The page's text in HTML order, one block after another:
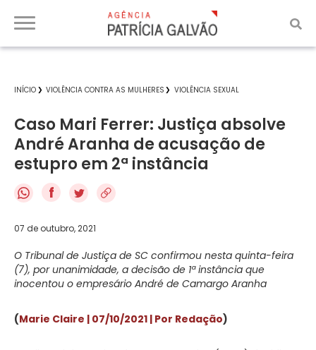
INÍCIO VIOLÊNCIA CONTRA AS MULHERES VIOLÊNCIA SEXUAL
Caso Mari Ferrer: Justiça absolve
André Aranha de acusação de
estupro em 2ª instância
f
07 de outubro, 2021
O Tribunal de Justiça de SC confirmou nesta quinta-feira
(7), por unanimidade, a decisão de 1ª instância que
inocentou o empresário André de Camargo Aranha
(Marie Claire | 07/10/2021 | Por Redação)